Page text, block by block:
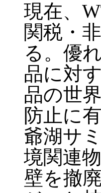
現在、
関税・
る。優
品に対
品の世
防止に
爺湖サ
境関連
壁を撤